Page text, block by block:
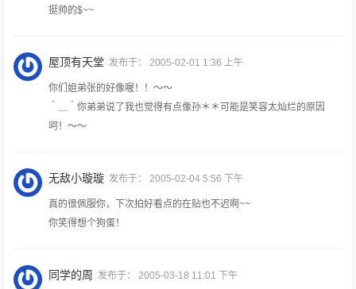
挺帅的$~~
屋顶有天堂 发布于：2005-02-01 1:36 上午
你们姐弟张的好像喔！！～～
＾＿＾你弟弟说了我也觉得有点像孙＊＊可能是笑容太灿烂的原因
呵！～～
无敌小璇璇 发布于：2005-02-04 5:56 下午
真的很佩服你，下次拍好看点的在贴也不迟啊~~
你笑得想个狗蛋！
同学的周 发布于：2005-03-18 11:01 下午